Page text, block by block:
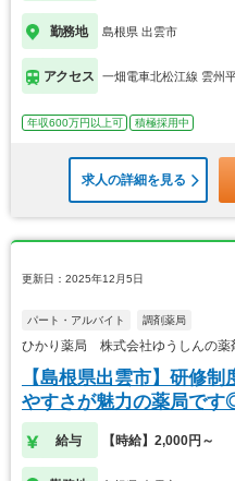
勤務地 島根県 出雲市
アクセス 一畑電車北松江線 雲州
年収600万円以上可 積極採用中
求人の詳細を見る
更新日：2025年12月5日
パート・アルバイト 調剤薬局
ひかり薬局 株式会社ゆうしんの薬
【島根県出雲市】研修
やすさが魅力の薬局で
給与 【時給】2,000円～